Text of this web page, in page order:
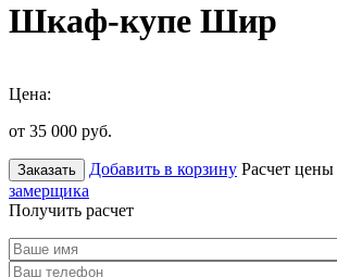
Шкаф-купе Шир
Цена:
от 35 000 руб.
Заказать Добавить в корзину Расчет цены
замерщика
Получить расчет